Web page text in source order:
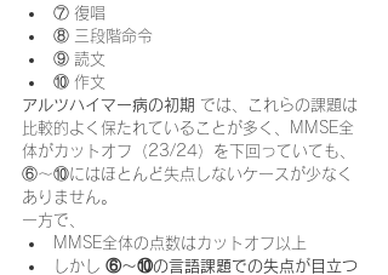
⑦ 復唱
⑧ 三段階命令
⑨ 読文
⑩ 作文
アルツハイマー病の初期 では、これらの課題は
比較的よく保たれていることが多く、MMSE全
体がカットオフ（23/24）を下回っていても、
⑥〜⑩にはほとんど失点しないケースが少なく
ありません。
一方で、
MMSE全体の点数はカットオフ以上
しかし ⑥〜⑩の言語課題での失点が目立つ